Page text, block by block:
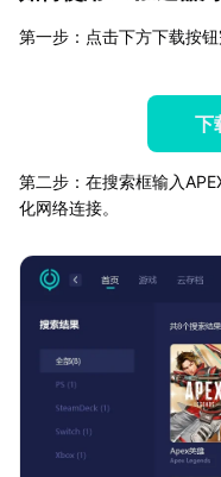
第一步：点击下方下载按钮
下
第二步：在搜索框输入
化网络连接。